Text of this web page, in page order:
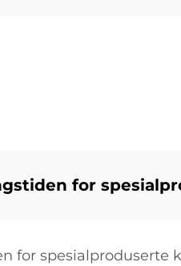
for
for spesialproduserte